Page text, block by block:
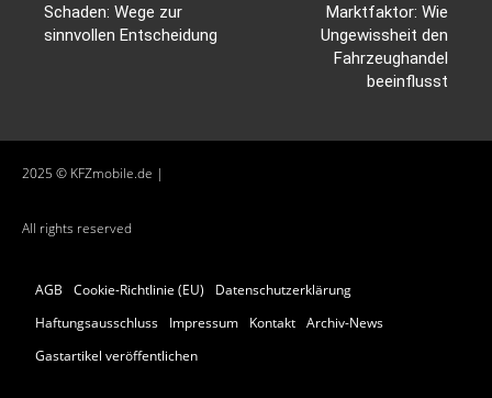
Schaden: Wege zur
sinnvollen Entscheidung
Marktfaktor: Wie
Ungewissheit den
Fahrzeughandel
beeinflusst
2025 © KFZmobile.de |
All rights reserved
AGB Cookie-Richtlinie (EU)
Datenschutzerklärung
Haftungsausschluss
Impressum Kontakt Archiv-News
Gastartikel veröffentlichen